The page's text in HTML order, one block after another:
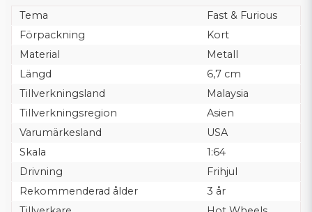
Tema
Fast & Furious
Förpackning
Kort
Material
Metall
Längd
6,7 cm
Tillverkningsland
Malaysia
Tillverkningsregion
Asien
Varumärkesland
USA
Skala
1:64
Drivning
Frihjul
Rekommenderad ålder
3 år